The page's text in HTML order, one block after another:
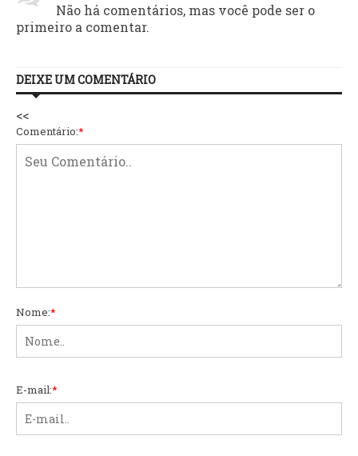
Não há comentários, mas você pode ser o
primeiro a comentar.
DEIXE UM COMENTÁRIO
<<
Comentário:*
Nome:*
E-mail:*